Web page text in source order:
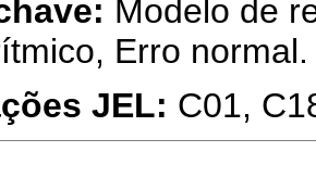
Modelo de
Erro normal.
JEL: C01,